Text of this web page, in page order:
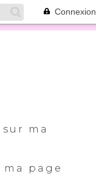
Connexion
ma
page